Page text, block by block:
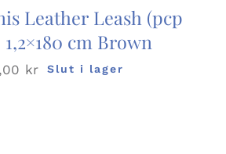
Leather Leash (pcp
cm Brown
kr Slut i lager